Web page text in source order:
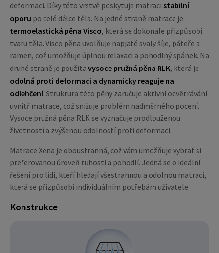
deformaci. Díky této vrstvě poskytuje matraci stabilní
oporu po celé délce těla. Na jedné straně matrace je
termoelastická pěna Visco, která se dokonale přizpůsobí
tvaru těla. Visco pěna uvolňuje napjaté svaly šíje, páteře a
ramen, což umožňuje úplnou relaxaci a pohodlný spánek. Na
druhé straně je použita vysoce pružná pěna RLK, která je
odolná proti deformaci a dynamicky reaguje na
odlehčení. Struktura této pěny zaručuje aktivní odvětrávání
uvnitř matrace, což snižuje problém nadměrného pocení.
Vysoce pružná pěna RLK se vyznačuje prodlouženou
životností a zvýšenou odolností proti deformaci.
Matrace Xena je oboustranná, což vám umožňuje vybrat si
preferovanou úroveň tuhosti a pohodlí. Jedná se o ideální
řešení pro lidi, kteří hledají všestrannou a odolnou matraci,
která se přizpůsobí individuálním potřebám uživatele.
Konstrukce